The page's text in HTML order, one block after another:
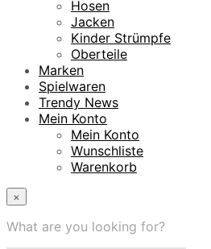
Hosen
Jacken
Kinder Strümpfe
Oberteile
Marken
Spielwaren
Trendy News
Mein Konto
Mein Konto
Wunschliste
Warenkorb
×
What are you looking for?